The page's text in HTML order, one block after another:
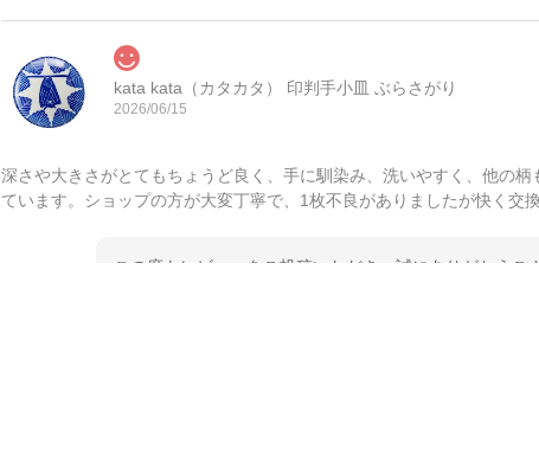
kata kata（カタカタ） 印判手小皿 ぶらさがり
2026/06/15
深さや大きさがとてもちょうど良く、手に馴染み、洗いやすく、他の
ています。ショップの方が大変丁寧で、1枚不良がありましたが快く交
この度もレビューをご投稿いただき、誠にありがとう